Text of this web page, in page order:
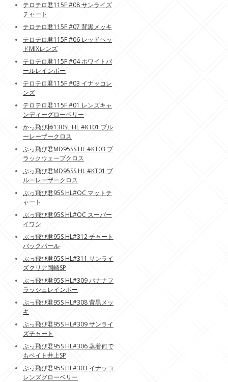
テロテロ君115F #08 サンライズ
チャート
テロテロ君115F #07 背黒メッキ
テロテロ君115F #06 レッドヘッ
ドMIXレンズ
テロテロ君115F #04 ホワイトパ
ールレインボー
テロテロ君115F #03 イナッコレ
ンズ
テロテロ君115F #01 レンズキャ
ンディーグローベリー
かっ飛び棒130SL HL #KT01 ブル
ーレーザークロス
ぶっ飛び君MD95SS HL #KT03 ブ
ラックウェーブクロス
ぶっ飛び君MD95SS HL #KT01 ブ
ルーレーザークロス
ぶっ飛び君95S HL#OC マットチ
ャート
ぶっ飛び君95S HL#OC スーパー
イワシ
ぶっ飛び君95S HL#312 チャート
バックパール
ぶっ飛び君95S HL#311 サンライ
ズクリア岡崎SP
ぶっ飛び君95S HL#309 バナナフ
ラッシュレインボー
ぶっ飛び君95S HL#308 背黒メッ
キ
ぶっ飛び君95S HL#309 サンライ
ズチャート
ぶっ飛び君95S HL#306 蒸着何で
もベイト井上SP
ぶっ飛び君95S HL#303 イナッコ
レンズグローベリー